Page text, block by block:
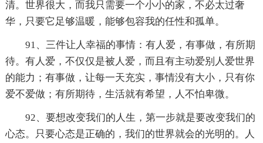
清。世界很大，而我只需要一个小小的家，不必太过奢
华，只要它足够温暖，能够包容我的任性和孤单。
91、三件让人幸福的事情：有人爱，有事做，有所期
待。有人爱，不仅仅是被人爱，而且有主动爱别人爱世界
的能力；有事做，让每一天充实，事情没有大小，只有你
爱不爱做；有所期待，生活就有希望，人不怕卑微。
92、要想改变我们的人生，第一步就是要改变我们的
心态。只要心态是正确的，我们的世界就会的光明的。人